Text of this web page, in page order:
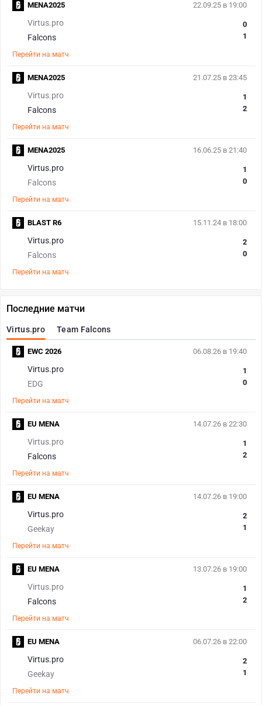
22.09.25 в 19:00
Virtus.pro
Falcons
0
1
Перейти на матч
MENA2025
21.07.25 в 23:45
Virtus.pro
Falcons
1
2
Перейти на матч
MENA2025
16.06.25 в 21:40
Virtus.pro
Falcons
1
0
Перейти на матч
MENA2025
15.11.24 в 18:00
Virtus.pro
Falcons
2
0
Перейти на матч
BLAST R6
Последние матчи
Virtus.pro Team Falcons
06.08.26 в 19:40
Virtus.pro
EDG
1
0
Перейти на матч
EWC 2026
14.07.26 в 22:30
Virtus.pro
Falcons
1
2
Перейти на матч
EU MENA
14.07.26 в 19:00
Virtus.pro
Geekay
2
1
Перейти на матч
EU MENA
13.07.26 в 19:00
Virtus.pro
Falcons
1
2
Перейти на матч
EU MENA
06.07.26 в 22:00
Virtus.pro
Geekay
2
1
Перейти на матч
EU MENA